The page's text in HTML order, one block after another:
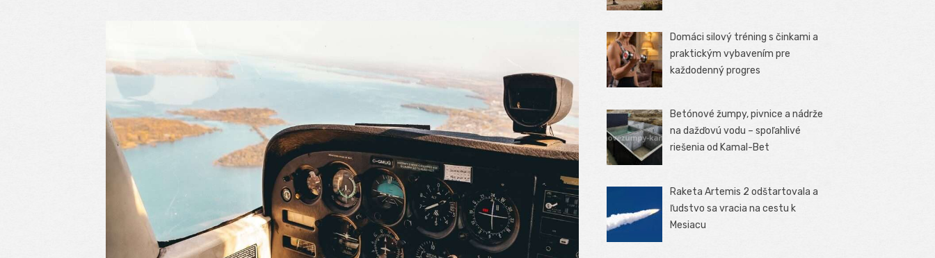
Domáci silový tréning s činkami a
praktickým vybavením pre
každodenný progres
Betónové žumpy, pivnice a nádrže
na dažďovú vodu – spoľahlivé
riešenia od Kamal-Bet
Raketa Artemis 2 odštartovala a
ľudstvo sa vracia na cestu k
Mesiacu